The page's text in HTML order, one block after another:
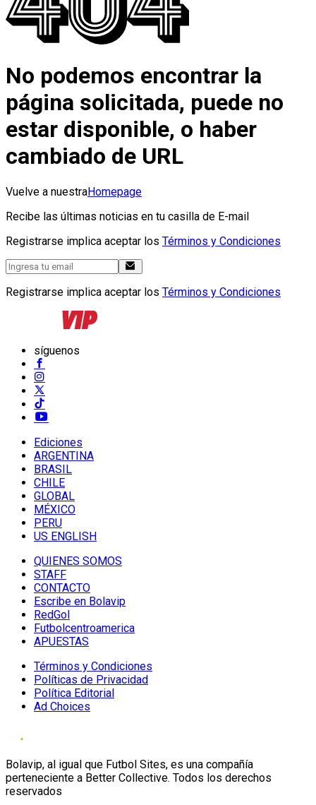
No podemos encontrar la
página solicitada, puede no
estar disponible, o haber
cambiado de URL
Vuelve a nuestraHomepage
Recibe las últimas noticias en tu casilla de E-mail
Registrarse implica aceptar los Términos y Condiciones
Registrarse implica aceptar los Términos y Condiciones
síguenos
Ediciones
ARGENTINA
BRASIL
CHILE
GLOBAL
MÉXICO
PERU
US ENGLISH
QUIENES SOMOS
STAFF
CONTACTO
Escribe en Bolavip
RedGol
Futbolcentroamerica
APUESTAS
Términos y Condiciones
Políticas de Privacidad
Política Editorial
Ad Choices
Bolavip, al igual que Futbol Sites, es una compañía
perteneciente a Better Collective. Todos los derechos
reservados